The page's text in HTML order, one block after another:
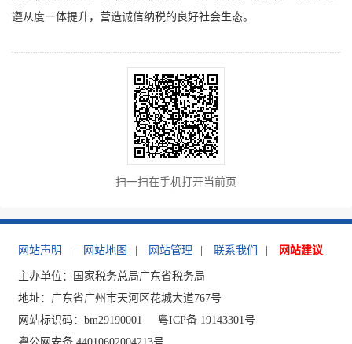
遵从度一体提升，营造诚信纳税的良好社会生态。
扫一扫在手机打开当前页
网站声明 网站地图 网站管理 联系我们 网站建议
主办单位：国家税务总局广东省税务局
地址：广东省广州市天河区花城大道767号
网站标识码：bm29190001
粤ICP备 19143301号